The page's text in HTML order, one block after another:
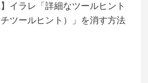
】イラレ「詳細なツールヒント
ツールヒント）」を消す方法